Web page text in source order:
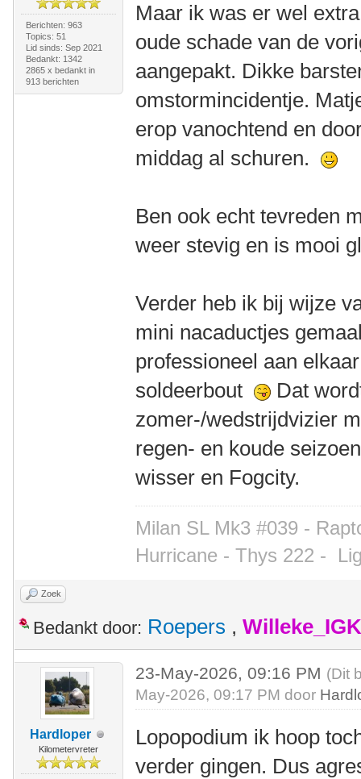
Berichten: 963
Topics: 51
Lid sinds: Sep 2021
Bedankt: 1342
2865 x bedankt in
913 berichten
Maar ik was er wel
oude schade van de
aangepakt. Dikke
omstormincidentje.
erop vanochtend en
middag al schuren.
Ben ook echt tevreden
weer stevig en is mooi
Verder heb ik bij wijze
mini nacaductjes
professioneel aan
soldeerbout
Dat
zomer-/wedstrijdvizier
regen- en koude
wisser en Fogcity.
Milan SL Mk3 #039 -
Hurricane - Thys 222 -
Zoek
Bedankt door: Roepers ,
Hardloper
Kilometervreter
23-May-2026, 09:16 PM (Dit
May-2026, 09:17 PM door
Lopopodium ik hoop
verder gingen. Dus